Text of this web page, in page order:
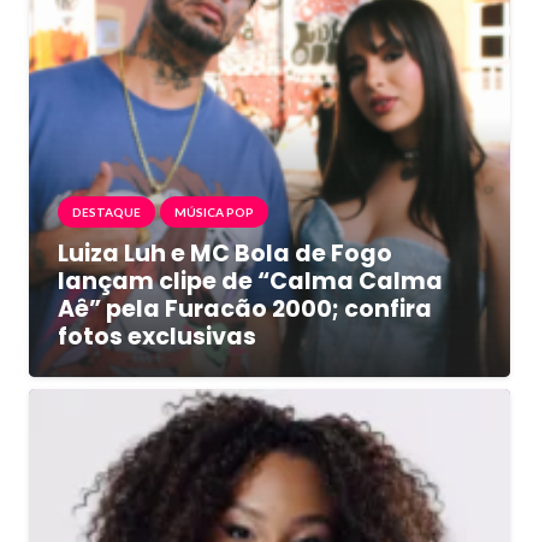
DESTAQUE MÚSICA POP
Luiza Luh e MC Bola de Fogo
lançam clipe de “Calma Calma
Aê” pela Furacão 2000; confira
fotos exclusivas